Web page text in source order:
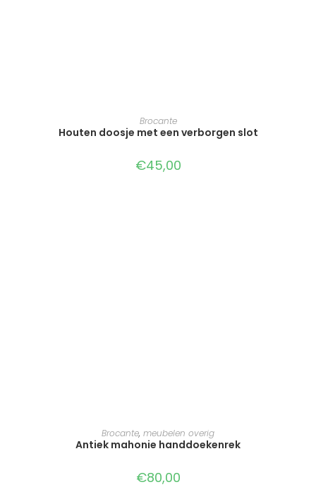
TOEVOEGEN AAN WINKELWAGEN
Brocante
Houten doosje met een verborgen slot
€45,00
TOEVOEGEN AAN WINKELWAGEN
Brocante, meubelen overig
Antiek mahonie handdoekenrek
€80,00